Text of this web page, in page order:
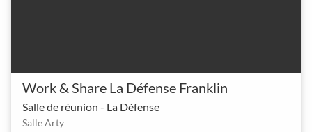
Work & Share La Défense Franklin
Salle de réunion - La Défense
Salle Arty